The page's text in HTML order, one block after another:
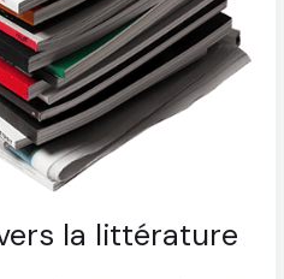
la littérature